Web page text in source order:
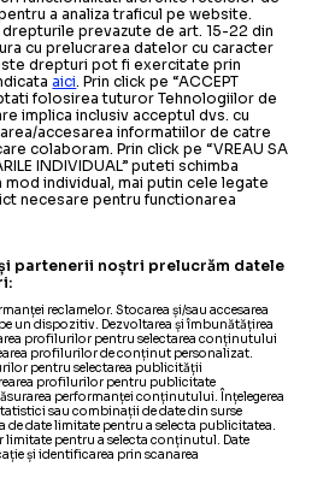
a analiza traficul pe website.
prevazute de art. 15-22 din
cu prelucrarea datelor cu caracter
drepturi pot fi exercitate prin
aici. Prin click pe “ACCEPT
folosirea tuturor Tehnologiilor de
implica inclusiv acceptul dvs. cu
accesarea informatiilor de catre
colaboram. Prin click pe “VREAU SA
INDIVIDUAL” puteti schimba
individual, mai putin cele legate
necesare pentru functionarea
partenerii noștri prelucrăm datele
reclamelor. Stocarea și/sau accesarea
un dispozitiv. Dezvoltarea și îmbunătățirea
profilurilor pentru selectarea conținutului
profilurilor de conținut personalizat.
pentru selectarea publicității
profilurilor pentru publicitate
performanței conținutului. Înțelegerea
sau combinații de date din surse
de date limitate pentru a selecta publicitatea.
limitate pentru a selecta conținutul. Date
și identificarea prin scanarea